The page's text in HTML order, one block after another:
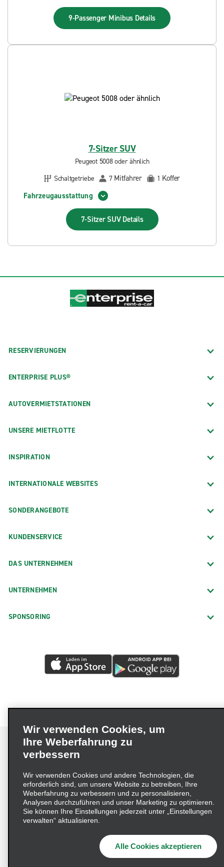
9-Passenger Minibus Details
7-Sitzer SUV
Peugeot 5008 oder ähnlich
Schaltgetriebe
7 Mitfahrer 1 Koffer
Fahrzeugausstattung
7-Sitzer SUV Details
RESERVIERUNGEN
ENTERPRISE PLUS®
AUTOVERMIETSTATIONEN
UNSERE MIETFLOTTE
INSPIRATION
INTERNATIONALE WEBSITES
SONDERANGEBOTE
KUNDENSERVICE
DAS UNTERNEHMEN
UNTERNEHMEN
SPONSORING
Impressum Nutzungsbedingungen
Datenschutzrichtlinie
Cookie-Richtlinie
Datenschutzoptionen
Lieferkettensorgfaltspflichtengesetz (LkSG) Grundsatzerklärung
Beschwerdeverfahren nach dem
© 2026 Enterprise Holdings, Inc. Alle Rechte vorbehalten
Wir verwenden Cookies, um
Ihre Weberfahrung zu
verbessern
Wir verwenden Cookies und andere Technologien, die
erforderlich sind, um unsere Website zu betreiben, Ihre
Weberfahrung zu verbessern und zu personalisieren,
Analysen durchzuführen und unser Marketing zu optimieren.
Sie können Ihre Einstellungen jederzeit unter „Einstellungen
verwalten“ aktualisieren.
Alle Cookies akzeptieren